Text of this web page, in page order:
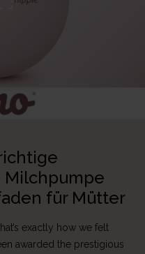
Milchpumpe
für Mütter
exactly how we felt
awarded the prestigious